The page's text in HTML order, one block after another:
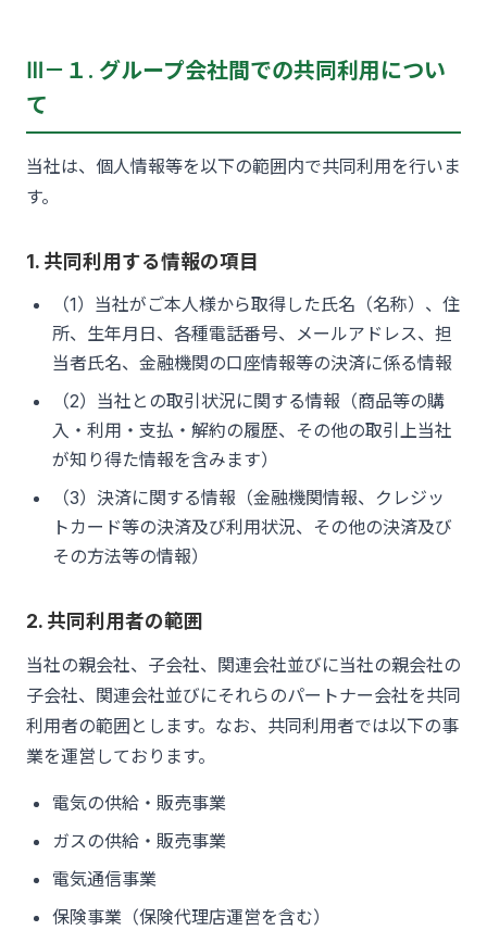
Ⅲ－１. グループ会社間での共同利用につい
て
当社は、個人情報等を以下の範囲内で共同利用を行いま
す。
1. 共同利用する情報の項目
（1）当社がご本人様から取得した氏名（名称）、住
所、生年月日、各種電話番号、メールアドレス、担
当者氏名、金融機関の口座情報等の決済に係る情報
（2）当社との取引状況に関する情報（商品等の購
入・利用・支払・解約の履歴、その他の取引上当社
が知り得た情報を含みます）
（3）決済に関する情報（金融機関情報、クレジッ
トカード等の決済及び利用状況、その他の決済及び
その方法等の情報）
2. 共同利用者の範囲
当社の親会社、子会社、関連会社並びに当社の親会社の
子会社、関連会社並びにそれらのパートナー会社を共同
利用者の範囲とします。なお、共同利用者では以下の事
業を運営しております。
電気の供給・販売事業
ガスの供給・販売事業
電気通信事業
保険事業（保険代理店運営を含む）